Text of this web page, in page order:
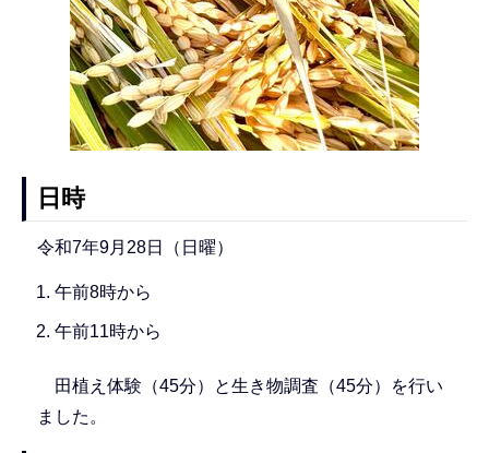
日時
令和7年9月28日（日曜）
午前8時から
午前11時から
田植え体験（45分）と生き物調査（45分）を行い
ました。